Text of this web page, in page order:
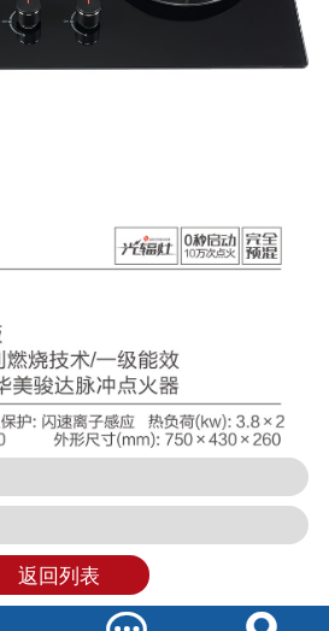
联系我们
返回列表